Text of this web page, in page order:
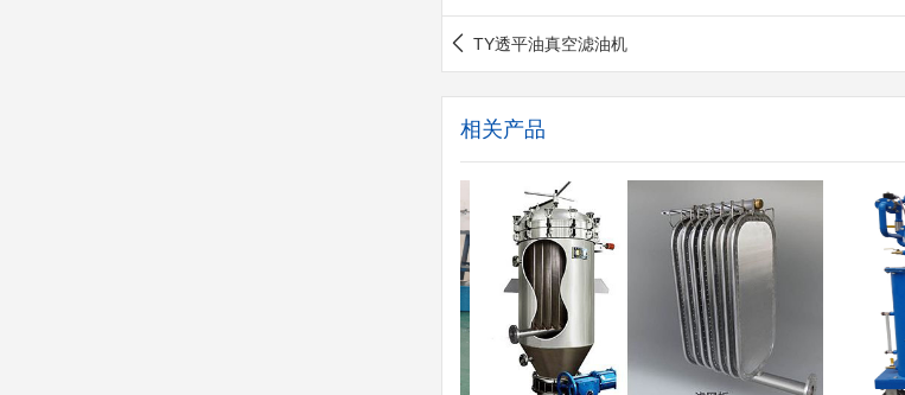
TY透平油真空滤油机
相关产品